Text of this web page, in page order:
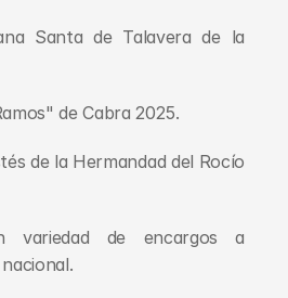
Santa de Talavera de la
de Cabra 2025.
de la Hermandad del Rocío
variedad de encargos a